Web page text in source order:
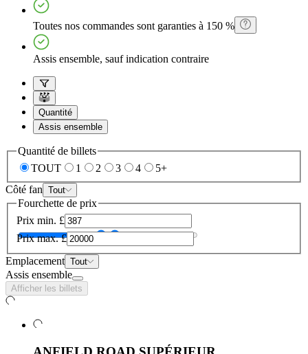
Toutes nos commandes sont garanties à 150 %
Assis ensemble, sauf indication contraire
Quantité
Assis ensemble
Quantité de billets
TOUT
1 2 3 4
5+
Côté fan Tout
Fourchette de prix
Prix min. £
Prix max. £
Emplacement Tout
Assis ensemble
Afficher les billets